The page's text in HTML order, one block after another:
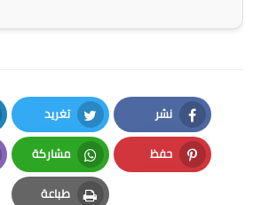
نشر
Facebook
تغريد
Twitter
حفظ
Pinterest
مشاركة
Whatsapp
طباعة